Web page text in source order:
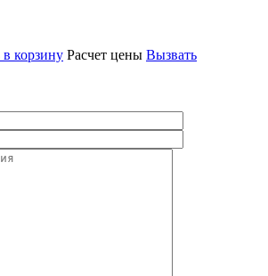
корзину Расчет цены Вызвать